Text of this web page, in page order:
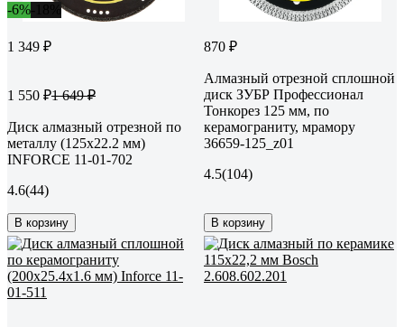
-6%
1 349 ₽
1 550 ₽1 649 ₽
Диск алмазный отрезной по
металлу (125х22.2 мм)
INFORCE 11-01-702
4.6(44)
В корзину
870 ₽
Алмазный отрезной сплошной
диск ЗУБР Профессионал
Тонкорез 125 мм, по
керамограниту, мрамору
36659-125_z01
4.5(104)
В корзину